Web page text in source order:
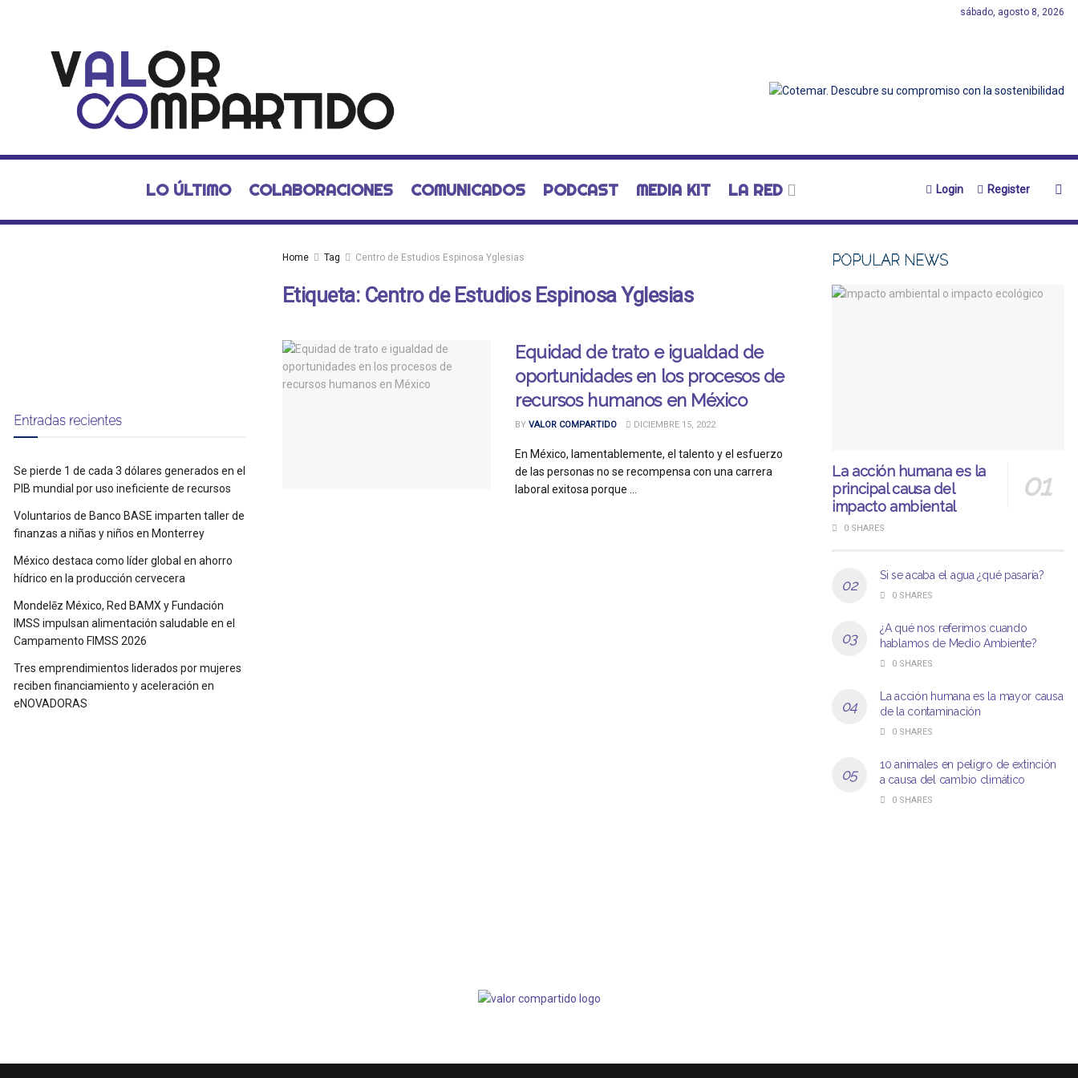
sábado, agosto 8, 2026
LO ÚLTIMO COLABORACIONES COMUNICADOS PODCAST MEDIA KIT LA RED Login Register
Home Tag Centro de Estudios Espinosa Yglesias
Etiqueta: Centro de Estudios Espinosa Yglesias
Equidad de trato e igualdad de
oportunidades en los procesos de
recursos humanos en México
BY VALOR COMPARTIDO DICIEMBRE 15, 2022
En México, lamentablemente, el talento y el esfuerzo
de las personas no se recompensa con una carrera
laboral exitosa porque ...
Entradas recientes
Se pierde 1 de cada 3 dólares generados en el
PIB mundial por uso ineficiente de recursos
Voluntarios de Banco BASE imparten taller de
finanzas a niñas y niños en Monterrey
México destaca como líder global en ahorro
hídrico en la producción cervecera
Mondelēz México, Red BAMX y Fundación
IMSS impulsan alimentación saludable en el
Campamento FIMSS 2026
Tres emprendimientos liderados por mujeres
reciben financiamiento y aceleración en
eNOVADORAS
POPULAR NEWS
La acción humana es la
principal causa del
impacto ambiental
0 SHARES
Si se acaba el agua ¿qué pasaría?
0 SHARES
¿A qué nos referimos cuando
hablamos de Medio Ambiente?
0 SHARES
La acción humana es la mayor causa
de la contaminación
0 SHARES
10 animales en peligro de extinción
a causa del cambio climático
0 SHARES